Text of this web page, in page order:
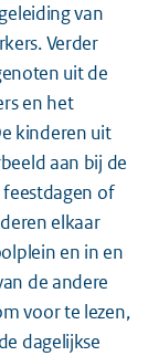
van
Verder
uit de
en het
kinderen uit
aan bij de
feestdagen of
elkaar
en in en
de andere
voor te lezen,
dagelijkse